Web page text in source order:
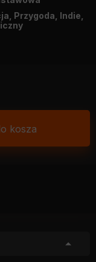
Przygoda, Indie,
kosza